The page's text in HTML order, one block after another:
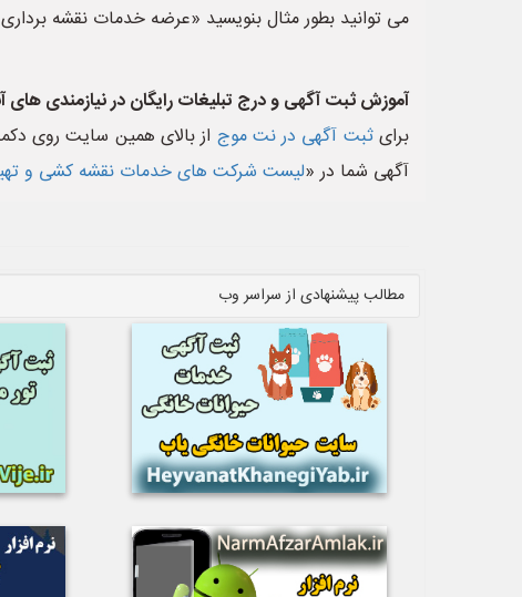
می توانید بطور مثال بنویسید «عرضه خدمات نقشه
آموزش ثبت آگهی و درج تبلیغات رایگان در نیازمندی های
برایثبت آگهی در نت موج از بالای همین سایت روی
آگهی شما در «لیست شرکت های خدمات نقشه کشی و
مطالب پیشنهادی از سراسر وب